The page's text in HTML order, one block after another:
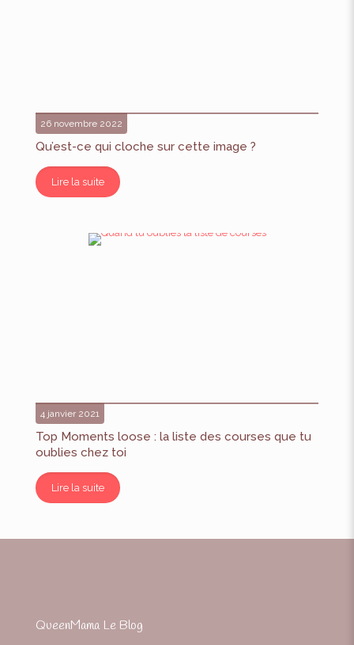
26 novembre 2022
Qu’est-ce qui cloche sur cette image ?
Lire la suite
4 janvier 2021
Top Moments loose : la liste des courses que tu
oublies chez toi
Lire la suite
QueenMama Le Blog